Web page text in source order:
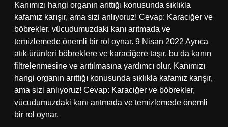
Kanımızı hangi organın arıttığı konusunda sıklıkla
kafamız karışır, ama sizi anlıyoruz! Cevap: Karaciğer ve
böbrekler, vücudumuzdaki kanı arıtmada ve
temizlemede önemli bir rol oynar. 9 Nisan 2022 Ayrıca
atık ürünleri böbreklere ve karaciğere taşır, bu da kanın
filtrelenmesine ve arıtılmasına yardımcı olur. Kanımızı
hangi organın arıttığı konusunda sıklıkla kafamız karışır,
ama sizi anlıyoruz! Cevap: Karaciğer ve böbrekler,
vücudumuzdaki kanı arıtmada ve temizlemede önemli
bir rol oynar.